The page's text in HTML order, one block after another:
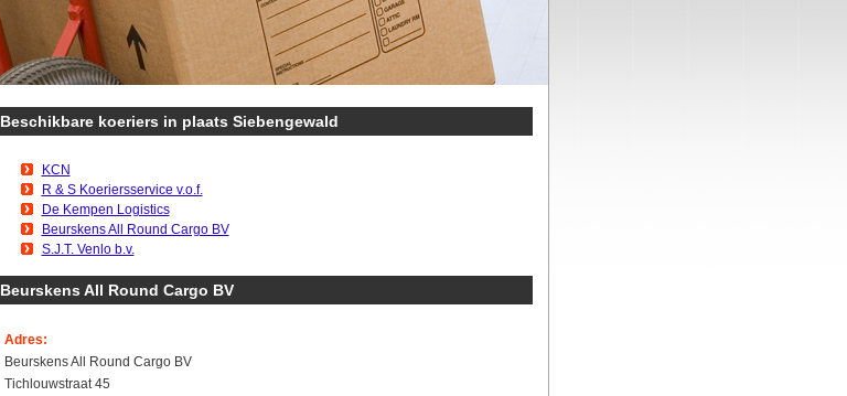
Beschikbare koeriers in plaats Siebengewald
KCN
R & S Koeriersservice v.o.f.
De Kempen Logistics
Beurskens All Round Cargo BV
S.J.T. Venlo b.v.
Beurskens All Round Cargo BV
Adres:
Beurskens All Round Cargo BV
Tichlouwstraat 45